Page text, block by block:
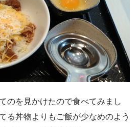
のを見かけたので食べてみまし
る丼物よりもご飯が少なめのよう